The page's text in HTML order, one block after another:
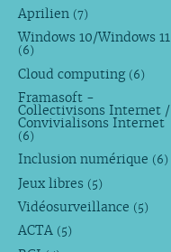
Aprilien (7)
Windows 10/Windows 11
(6)
Cloud computing (6)
Framasoft -
Collectivisons Internet /
Convivialisons Internet
(6)
Inclusion numérique (6)
Jeux libres (5)
Vidéosurveillance (5)
ACTA (5)